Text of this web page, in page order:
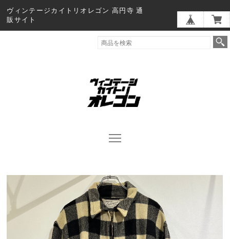
ヴィンテージカイトリオレゴン 高円寺 通
販サイト